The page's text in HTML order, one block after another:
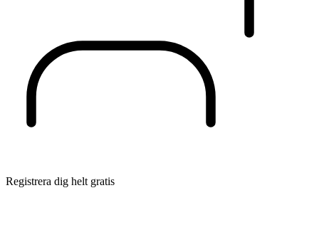
Registrera dig helt gratis